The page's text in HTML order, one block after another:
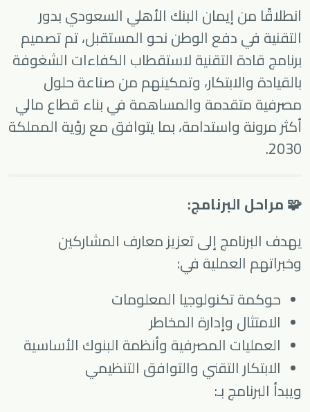
انطلاقًا من إيمان البنك الأهلي السعودي بدور
التقنية في دفع الوطن نحو المستقبل، تم تصميم
برنامج قادة التقنية لاستقطاب الكفاءات الشغوفة
بالقيادة والابتكار، وتمكينهم من صناعة حلول
مصرفية متقدمة والمساهمة في بناء قطاع مالي
أكثر مرونة واستدامة، بما يتوافق مع رؤية المملكة
2030.
🧩 مراحل البرنامج:
يهدف البرنامج إلى تعزيز معارف المشاركين
وخبراتهم العملية في:
حوكمة تكنولوجيا المعلومات
الامتثال وإدارة المخاطر
العمليات المصرفية وأنظمة البنوك الأساسية
الابتكار التقني والتوافق التنظيمي
ويبدأ البرنامج بـ: